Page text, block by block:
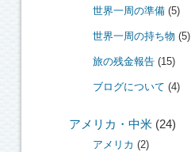
世界一周の準備(5)
世界一周の持ち物 (5)
旅の残金報告(15)
ブログについて (4)
アメリカ・中米(24)
アメリカ (2)